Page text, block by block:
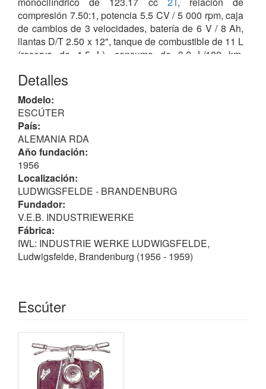
compresión 7.50:1, potencia 5.5 CV / 5 000 rpm, caja
de cambios de 3 velocidades, batería de 6 V / 8 Ah,
llantas D/T 2.50 x 12", tanque de combustible de 11 L
(reserva de 1.5 L), consumo de 3.2 L/100 km,
De este escúter se fabricaron un total de 57.400
unidades, repartidas de la siguiente manera:
• (1956) 13.827
• (1957) 16.097
• (1958) 20.894
• (1959) 6.582
Notas
No confundir conMOTA WIESEL.
(¹) Las otras marcas fueron:BERLIN
(Ludwigsfelde)
Detalles
Modelo:
ESCÚTER
País:
ALEMANIA RDA
Año fundación:
1956
Localización:
LUDWIGSFELDE - BRANDENBURG
Fundador:
V.E.B. INDUSTRIEWERKE
Fábrica:
IWL: INDUSTRIE WERKE LUDWIGSFELDE,
Ludwigsfelde, Brandenburg (1956 - 1959)
Escúter